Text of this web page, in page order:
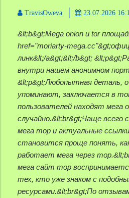
TravisOweva 23.07.2026
&lt;b&gt;Mega onion и tor
href="moriarty-
линк&lt;/a&gt;&lt;/b&gt;
внутри нашем анонимном
&lt;p&gt;Любопытная деталь,
упоминают, заключается в
пользователей находят мега
случайно.&lt;br&gt;Чаще всего
мега тор и актуальные
становится проще понять,
работает мега через
мега сайт тор
тех, кто уже знаком с
ресурсами.&lt;br&gt;По